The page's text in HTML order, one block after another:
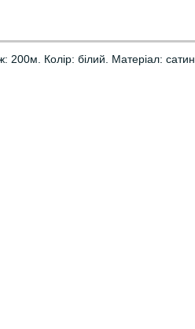
Колір: білий. Матеріал: сатин